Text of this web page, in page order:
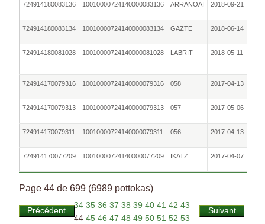
724914180083136 10010000724140000083136 ARRANOAI 2018-09-21
724914180083134 10010000724140000083134 GAZTE 2018-06-14
724914180081028 10010000724140000081028 LABRIT 2018-05-11
724914170079316 10010000724140000079316 058 2017-04-13
724914170079313 10010000724140000079313 057 2017-05-06
724914170079311 10010000724140000079311 056 2017-04-13
724914170077209 10010000724140000077209 IKATZ 2017-04-07
Page 44 de 699 (6989 pottokas)
Précédent
34 35 36 37 38 39 40 41 42 43
44 45 46 47 48 49 50 51 52 53
Suivant